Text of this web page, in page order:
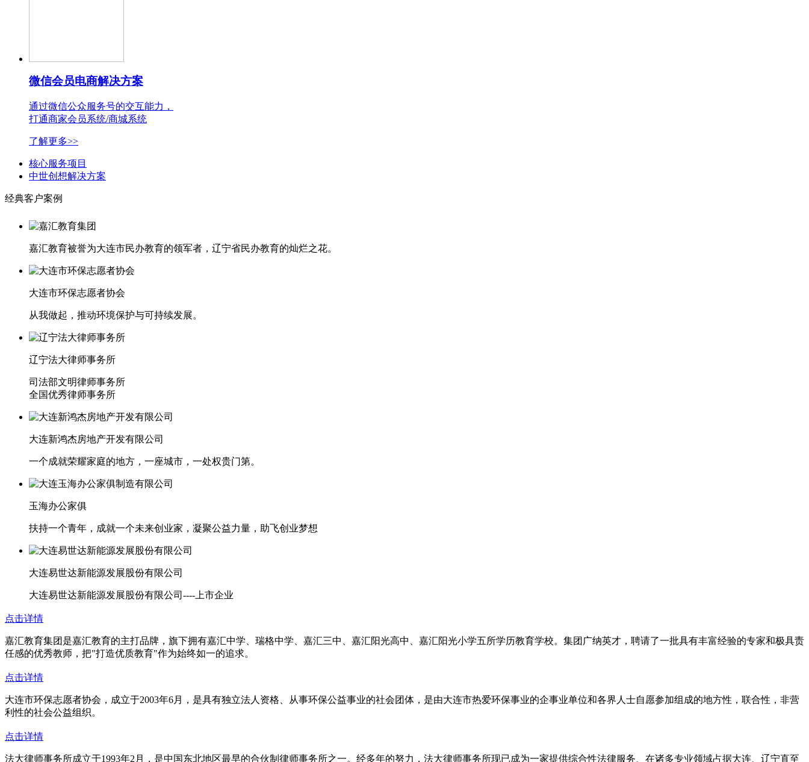
微信会员电商解决方案
通过微信公众服务号的交互能力，
打通商家会员系统/商城系统
了解更多>>
核心服务项目
中世创想解决方案
经典客户案例
嘉汇教育被誉为大连市民办教育的领军者，辽宁省民办教育的灿烂之花。
大连市环保志愿者协会
从我做起，推动环境保护与可持续发展。
辽宁法大律师事务所
司法部文明律师事务所
全国优秀律师事务所
大连新鸿杰房地产开发有限公司
一个成就荣耀家庭的地方，一座城市，一处权贵门第。
玉海办公家俱
扶持一个青年，成就一个未来创业家，凝聚公益力量，助飞创业梦想
大连易世达新能源发展股份有限公司
大连易世达新能源发展股份有限公司----上市企业
点击详情
嘉汇教育集团是嘉汇教育的主打品牌，旗下拥有嘉汇中学、瑞格中学、嘉汇三中、嘉汇阳光高中、嘉汇阳光小学五所学历教育学校。集团广纳英才，聘请了一批具有丰富经验的专家和极具责
任感的优秀教师，把"打造优质教育"作为始终如一的追求。
点击详情
大连市环保志愿者协会，成立于2003年6月，是具有独立法人资格、从事环保公益事业的社会团体，是由大连市热爱环保事业的企事业单位和各界人士自愿参加组成的地方性，联合性，非营
利性的社会公益组织。
点击详情
法大律师事务所成立于1993年2月，是中国东北地区最早的合伙制律师事务所之一。经多年的努力，法大律师事务所现已成为一家提供综合性法律服务、在诸多专业领域占据大连、辽宁直至